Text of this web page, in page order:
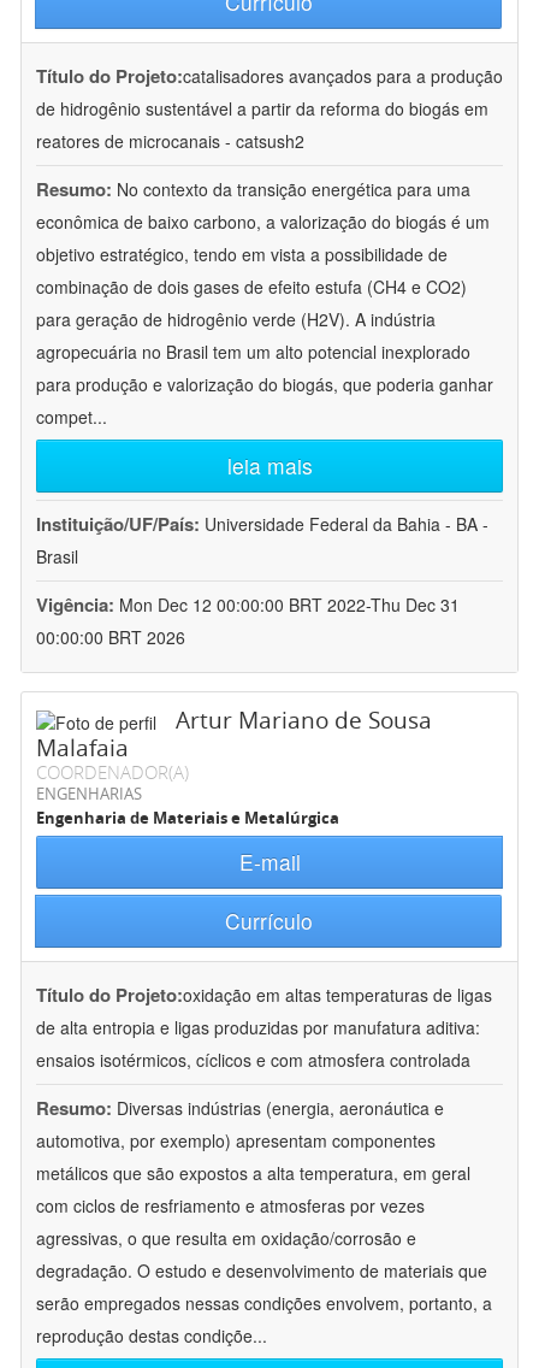
Título do Projeto:catalisadores avançados para a produção
de hidrogênio sustentável a partir da reforma do biogás em
reatores de microcanais - catsush2
Resumo: No contexto da transição energética para uma
econômica de baixo carbono, a valorização do biogás é um
objetivo estratégico, tendo em vista a possibilidade de
combinação de dois gases de efeito estufa (CH4 e CO2)
para geração de hidrogênio verde (H2V). A indústria
agropecuária no Brasil tem um alto potencial inexplorado
para produção e valorização do biogás, que poderia ganhar
compet...
leia mais
Instituição/UF/País: Universidade Federal da Bahia - BA -
Brasil
Vigência: Mon Dec 12 00:00:00 BRT 2022-Thu Dec 31
00:00:00 BRT 2026
Artur Mariano de Sousa
Malafaia
COORDENADOR(A)
ENGENHARIAS
Engenharia de Materiais e Metalúrgica
E-mail
Currículo
Título do Projeto:oxidação em altas temperaturas de ligas
de alta entropia e ligas produzidas por manufatura aditiva:
ensaios isotérmicos, cíclicos e com atmosfera controlada
Resumo: Diversas indústrias (energia, aeronáutica e
automotiva, por exemplo) apresentam componentes
metálicos que são expostos a alta temperatura, em geral
com ciclos de resfriamento e atmosferas por vezes
agressivas, o que resulta em oxidação/corrosão e
degradação. O estudo e desenvolvimento de materiais que
serão empregados nessas condições envolvem, portanto, a
reprodução destas condiçõe...